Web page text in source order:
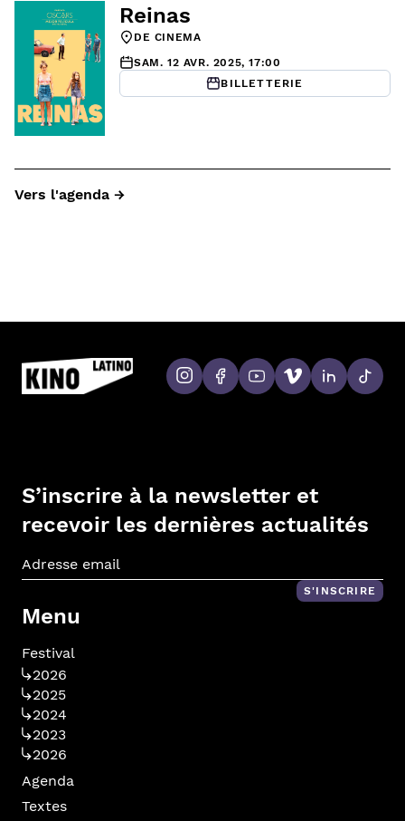
Reinas
DE CINEMA
SAM. 12 AVR. 2025, 17:00
BILLETTERIE
Vers l'agenda →
S’inscrire à la newsletter et
recevoir les dernières actualités
S'INSCRIRE
Menu
Festival
2026
2025
2024
2023
2026
Agenda
Textes